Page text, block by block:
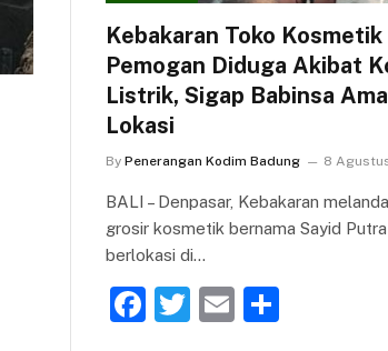
Kebakaran Toko Kosmetik
Pemogan Diduga Akibat
Listrik, Sigap Babinsa
Lokasi
By Penerangan Kodim Badung 8
BALI – Denpasar, Kebakaran
grosir kosmetik bernama Sayid
berlokasi di…
F
T
E